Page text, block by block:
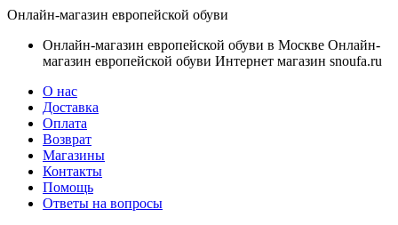
Онлайн-магазин европейской обуви
Онлайн-магазин европейской обуви в Москве Онлайн-
магазин европейской обуви Интернет магазин snoufa.ru
О нас
Доставка
Оплата
Возврат
Магазины
Контакты
Помощь
Ответы на вопросы